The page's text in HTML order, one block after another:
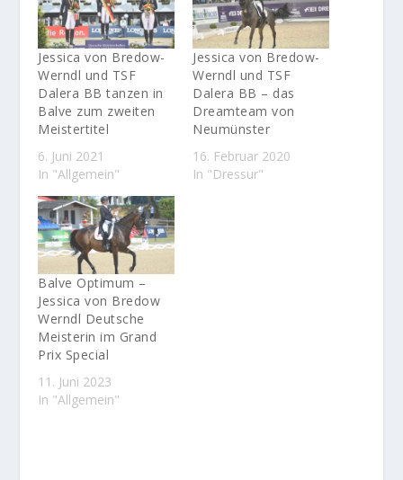
Jessica von Bredow-
Werndl und TSF
Dalera BB tanzen in
Balve zum zweiten
Meistertitel
6. Juni 2021
In "Allgemein"
Jessica von Bredow-
Werndl und TSF
Dalera BB – das
Dreamteam von
Neumünster
16. Februar 2020
In "Dressur"
Balve Optimum –
Jessica von Bredow
Werndl Deutsche
Meisterin im Grand
Prix Special
11. Juni 2023
In "Allgemein"